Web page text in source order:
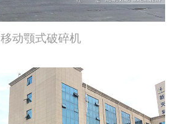
移动颚式破碎机